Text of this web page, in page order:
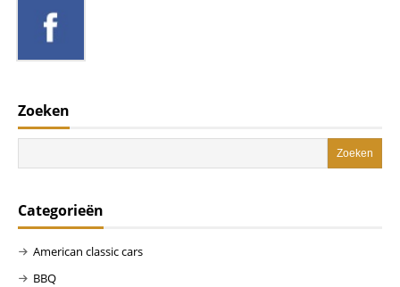
Zoeken
Categorieën
American classic cars
BBQ